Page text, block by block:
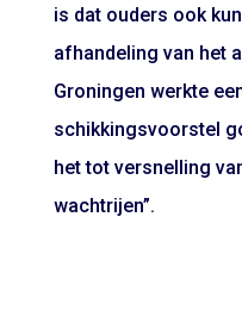
is dat ouders ook
afhandeling van het
Groningen werkte
schikkingsvoorstel
het tot versnelling
wachtrijen”.